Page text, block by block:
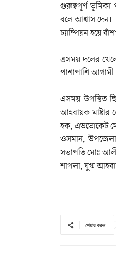
গুরুত্বপূর্ণ ভূমিকা
বলে আশ্বাস দেন।
চ্যাম্পিয়ন হয়ে
এসময় দলের
পাশাপাশি
এসময় উপস্থিত
আহবায়ক
হক, এডভোকেট
ওসমান,
সভাপতি মোঃ
শাপলা, যুগ্ম
শেয়ার করুন